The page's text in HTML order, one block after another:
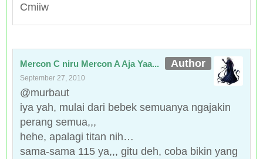
Cmiiw
Mercon C niru Mercon A Aja Yaa...
September 27, 2010
@murbaut
iya yah, mulai dari bebek semuanya ngajakin
perang semua,,,
hehe, apalagi titan nih…
sama-sama 115 ya,,, gitu deh, coba bikin yang